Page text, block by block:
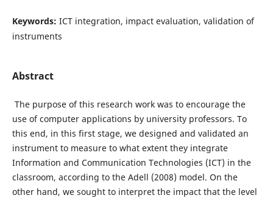
Keywords: ICT integration, impact evaluation, validation of
instruments
Abstract
The purpose of this research work was to encourage the
use of computer applications by university professors. To
this end, in this first stage, we designed and validated an
instrument to measure to what extent they integrate
Information and Communication Technologies (ICT) in the
classroom, according to the Adell (2008) model. On the
other hand, we sought to interpret the impact that the level